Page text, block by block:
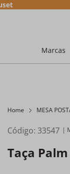
Marcas
Home MESA
Código:33547
Taça